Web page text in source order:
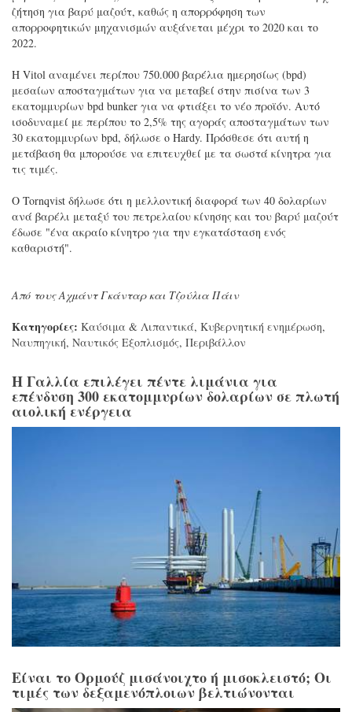
ζήτηση για βαρύ μαζούτ, καθώς η απορρόφηση των
απορροφητικών μηχανισμών αυξάνεται μέχρι το 2020 και το
2022.
Η Vitol αναμένει περίπου 750.000 βαρέλια ημερησίως (bpd)
μεσαίων αποσταγμάτων για να μεταβεί στην πισίνα των 3
εκατομμυρίων bpd bunker για να φτιάξει το νέο προϊόν. Αυτό
ισοδυναμεί με περίπου το 2,5% της αγοράς αποσταγμάτων των
30 εκατομμυρίων bpd, δήλωσε ο Hardy. Πρόσθεσε ότι αυτή η
μετάβαση θα μπορούσε να επιτευχθεί με τα σωστά κίνητρα για
τις τιμές.
Ο Tornqvist δήλωσε ότι η μελλοντική διαφορά των 40 δολαρίων
ανά βαρέλι μεταξύ του πετρελαίου κίνησης και του βαρύ μαζούτ
έδωσε "ένα ακραίο κίνητρο για την εγκατάσταση ενός
καθαριστή".
Από τους Αχμάντ Γκάνταρ και Τζούλια Πάιν
Κατηγορίες: Καύσιμα & Λιπαντικά, Κυβερνητική ενημέρωση,
Ναυπηγική, Ναυτικός Εξοπλισμός, Περιβάλλον
Η Γαλλία επιλέγει πέντε λιμάνια για
επένδυση 300 εκατομμυρίων δολαρίων σε πλωτή
αιολική ενέργεια
Είναι το Ορμούζ μισάνοιχτο ή μισοκλειστό; Οι
τιμές των δεξαμενόπλοιων βελτιώνονται